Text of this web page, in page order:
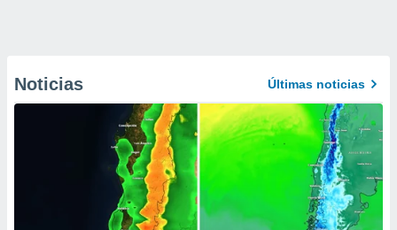
Noticias Últimas noticias